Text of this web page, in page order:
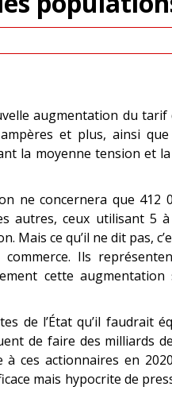
augmentation du
et plus, ainsi
la moyenne tension et
ne concernera que 412
autres, ceux utilisant 5
ce qu’il ne dit pas,
Ils
cette
de l’État qu’il faudrait
de faire des milliards
ces actionnaires en
mais hypocrite de